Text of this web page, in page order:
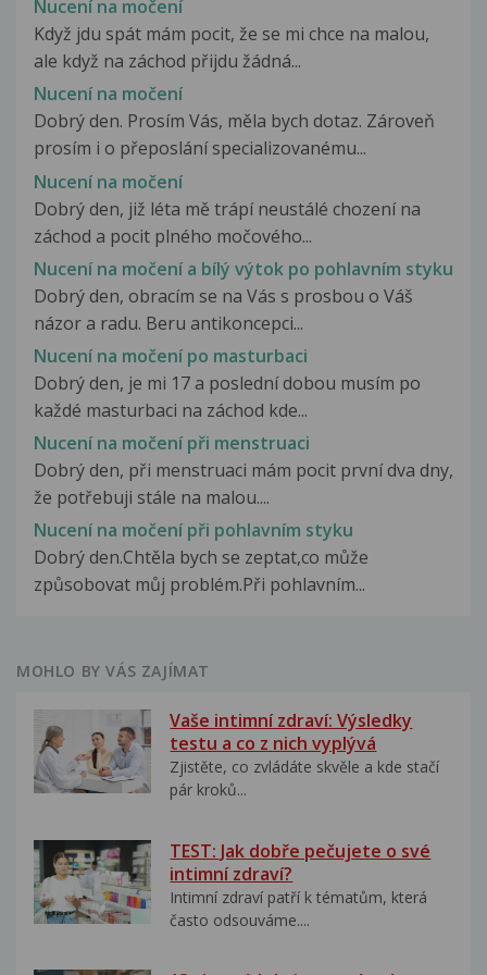
Nucení na močení
Když jdu spát mám pocit, že se mi chce na malou,
ale když na záchod přijdu žádná...
Nucení na močení
Dobrý den. Prosím Vás, měla bych dotaz. Zároveň
prosím i o přeposlání specializovanému...
Nucení na močení
Dobrý den, již léta mě trápí neustálé chození na
záchod a pocit plného močového...
Nucení na močení a bílý výtok po pohlavním styku
Dobrý den, obracím se na Vás s prosbou o Váš
názor a radu. Beru antikoncepci...
Nucení na močení po masturbaci
Dobrý den, je mi 17 a poslední dobou musím po
každé masturbaci na záchod kde...
Nucení na močení při menstruaci
Dobrý den, při menstruaci mám pocit první dva dny,
že potřebuji stále na malou....
Nucení na močení při pohlavním styku
Dobrý den.Chtěla bych se zeptat,co může
způsobovat můj problém.Při pohlavním...
MOHLO BY VÁS ZAJÍMAT
Vaše intimní zdraví: Výsledky
testu a co z nich vyplývá
Zjistěte, co zvládáte skvěle a kde stačí
pár kroků...
TEST: Jak dobře pečujete o své
intimní zdraví?
Intimní zdraví patří k tématům, která
často odsouváme....